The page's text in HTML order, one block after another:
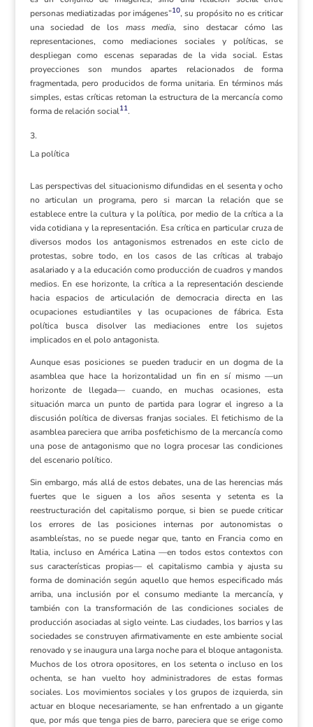
personas mediatizadas por imágenes”10, su propósito no es criticar
una sociedad de los mass media, sino destacar cómo las
representaciones, como mediaciones sociales y políticas, se
despliegan como escenas separadas de la vida social. Estas
proyecciones son mundos apartes relacionados de forma
fragmentada, pero producidos de forma unitaria. En términos más
simples, estas críticas retoman la estructura de la mercancía como
forma de relación social11.
La política
Las perspectivas del situacionismo difundidas en el sesenta y ocho
no articulan un programa, pero si marcan la relación que se
establece entre la cultura y la política, por medio de la crítica a la
vida cotidiana y la representación. Esa crítica en particular cruza de
diversos modos los antagonismos estrenados en este ciclo de
protestas, sobre todo, en los casos de las críticas al trabajo
asalariado y a la educación como producción de cuadros y mandos
medios. En ese horizonte, la crítica a la representación desciende
hacia espacios de articulación de democracia directa en las
ocupaciones estudiantiles y las ocupaciones de fábrica. Esta
política busca disolver las mediaciones entre los sujetos
implicados en el polo antagonista.
Aunque esas posiciones se pueden traducir en un dogma de la
asamblea que hace la horizontalidad un fin en sí mismo —un
horizonte de llegada— cuando, en muchas ocasiones, esta
situación marca un punto de partida para lograr el ingreso a la
discusión política de diversas franjas sociales. El fetichismo de la
asamblea pareciera que arriba posfetichismo de la mercancía como
una pose de antagonismo que no logra procesar las condiciones
del escenario político.
Sin embargo, más allá de estos debates, una de las herencias más
fuertes que le siguen a los años sesenta y setenta es la
reestructuración del capitalismo porque, si bien se puede criticar
los errores de las posiciones internas por autonomistas o
asambleístas, no se puede negar que, tanto en Francia como en
Italia, incluso en América Latina —en todos estos contextos con
sus características propias— el capitalismo cambia y ajusta su
forma de dominación según aquello que hemos especificado más
arriba, una inclusión por el consumo mediante la mercancía, y
también con la transformación de las condiciones sociales de
producción asociadas al siglo veinte. Las ciudades, los barrios y las
sociedades se construyen afirmativamente en este ambiente social
renovado y se inaugura una larga noche para el bloque antagonista.
Muchos de los otrora opositores, en los setenta o incluso en los
ochenta, se han vuelto hoy administradores de estas formas
sociales. Los movimientos sociales y los grupos de izquierda, sin
actuar en bloque necesariamente, se han enfrentado a un gigante
que, por más que tenga pies de barro, pareciera que se erige como